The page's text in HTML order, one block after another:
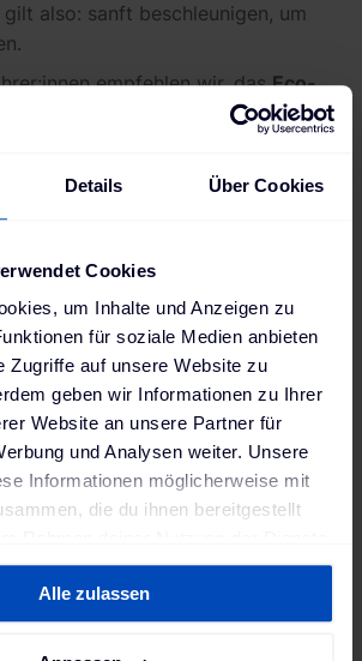
Details Über Cookies
Cookies
um Inhalte und Anzeigen zu
für soziale Medien anbieten
Zugriffe auf unsere Website zu
geben wir Informationen zu Ihrer
Website an unsere Partner für
und Analysen weiter. Unsere
Informationen möglicherweise mit
die du ihnen bereitgestellt
Weitere Informationen findest du in
und unserem
Alle zulassen
also: sanft beschleunigen, um
empfehlen wir, dasEco-
zu verwenden. Dabei
Sitzheizung ab und ermöglicht
Segel- oder
feststellen, dass die Leistung des
Deines E-Autos im Eco-
sind.
du das E-Auto ausrollen, wenn Du
möchtest. Dieses
ist der beste Weg, um
fahren. Beim Ausrollen nutzt du
des Fahrzeugs. Oftmals stellt